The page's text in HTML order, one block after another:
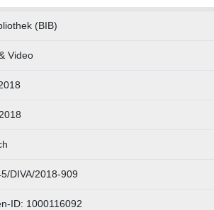
(BIB)
Video
DIVA/2018-909
ID: 1000116092